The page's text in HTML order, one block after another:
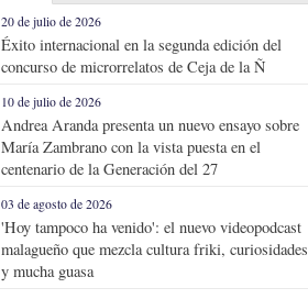
20 de julio de 2026
Éxito internacional en la segunda edición del
concurso de microrrelatos de Ceja de la Ñ
10 de julio de 2026
Andrea Aranda presenta un nuevo ensayo sobre
María Zambrano con la vista puesta en el
centenario de la Generación del 27
03 de agosto de 2026
'Hoy tampoco ha venido': el nuevo videopodcast
malagueño que mezcla cultura friki, curiosidades
y mucha guasa